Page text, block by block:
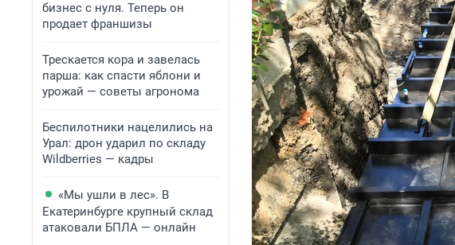
бизнес с нуля. Теперь он
продает франшизы
Трескается кора и завелась
парша: как спасти яблони и
урожай — советы агронома
Беспилотники нацелились на
Урал: дрон ударил по складу
Wildberries — кадры
«Мы ушли в лес». В
Екатеринбурге крупный склад
атаковали БПЛА — онлайн